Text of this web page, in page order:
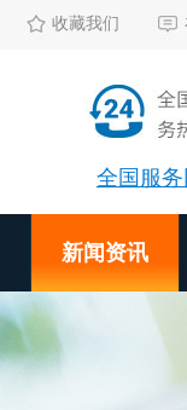
收藏我们
全国服
新闻资讯